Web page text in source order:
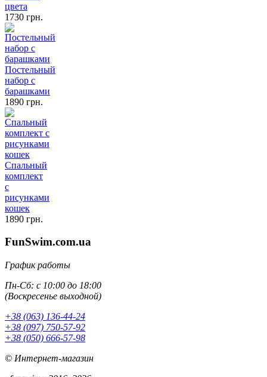
цвета
1730 грн.
Постельный
набор с
барашками
1890 грн.
Спальный
комплект
с
рисунками
кошек
1890 грн.
FunSwim.com.ua
График работы
Пн-Сб: с 10:00 до 18:00
(Воскресенье выходной)
+38 (063) 136-44-24
+38 (097) 750-57-92
+38 (050) 666-57-98
© Интернет-магазин